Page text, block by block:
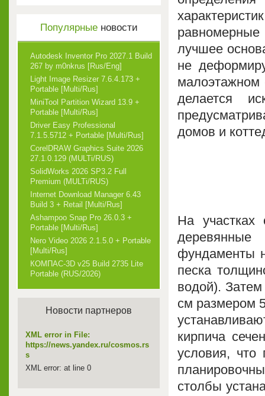
лучшее
не
малоэтажном
делается
домов и
На участках
фундаменты
песка
водой).
см размером
кирпича
условия,
столбы
Популярныеновости
Autodesk Inventor Pro 2027.1 Build
267 by m0nkrus [Rus/Eng]
Light Image Resizer 7.6.4.173 +
Portable [Multi/Rus]
MiniTool Partition Wizard 13.9 +
Portable [Multi/Rus]
Driver Easy Professional
7.1.5.5712 + Portable [Multi/Rus]
CorelDRAW Graphics Suite 2026
27.1.0.129 (MULTi/RUS)
SolidWorks 2026 SP3.2 Full
Premium (MULTi/RUS)
Internet Download Manager 6.43
Build 3 + Retail [Multi/Rus]
Ashampoo Snap Pro 26.0.3 +
Portable [Multi/Rus]
Nero Video 2026 2.1.5.0 + Portable
[Multi/Rus]
КОМПАС-3D v25 Build 2735 Lite
Portable (RUS/2026)
Новости партнеров
XML error in File:
https://news.yandex.ru/cosmos.rs
s
XML error: at line 0